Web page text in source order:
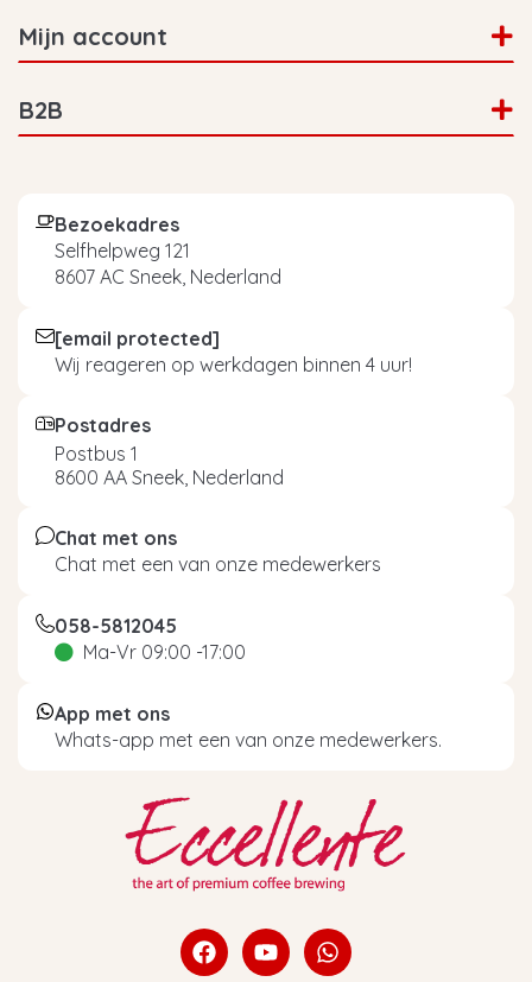
Mijn account
B2B
Bezoekadres
Selfhelpweg 121
8607 AC Sneek, Nederland
[email protected]
Wij reageren op werkdagen binnen 4 uur!
Postadres
Postbus 1
8600 AA Sneek, Nederland
Chat met ons
Chat met een van onze medewerkers
058-5812045
Ma-Vr 09:00 -17:00
App met ons
Whats-app met een van onze medewerkers.